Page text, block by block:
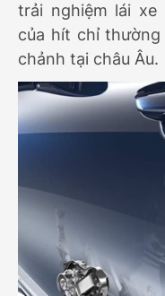
trải nghiệm lái xe
của hít chỉ
chảnh tại châu Âu.